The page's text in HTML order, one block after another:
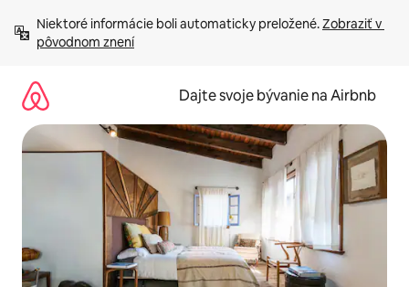
obsah.
Niektoré informácie boli automaticky preložené. Zobraziť v
pôvodnom znení
Dajte svoje bývanie na Airbnb